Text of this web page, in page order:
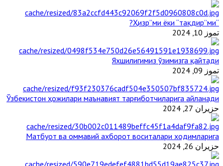
“Ҳизр”ми ёки “тақдир”ми?
تموز 10, 2024
Яхшилигимиз ўзимизга қайтади
تموز 09, 2024
Ўзбекистон ҳожилари маънавият тарғиботчиларига айланади
حزيران 27, 2024
Матбуот ва оммавий ахборот воситалари ходимларига
حزيران 26, 2024